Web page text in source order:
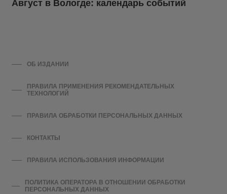
Август в Вологде: календарь событий
ОБ ИЗДАНИИ
ПРАВИЛА ПРИМЕНЕНИЯ РЕКОМЕНДАТЕЛЬНЫХ
ТЕХНОЛОГИЙ
ПРАВИЛА ОБРАБОТКИ ПЕРСОНАЛЬНЫХ ДАННЫХ
КОНТАКТЫ
ПРАВИЛА ИСПОЛЬЗОВАНИЯ ИНФОРМАЦИИ
ПОЛИТИКА ОПЕРАТОРА В ОТНОШЕНИИ ОБРАБОТКИ
ПЕРСОНАЛЬНЫХ ДАННЫХ